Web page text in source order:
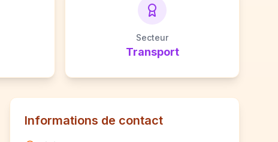
Secteur
Transport
Informations de contact